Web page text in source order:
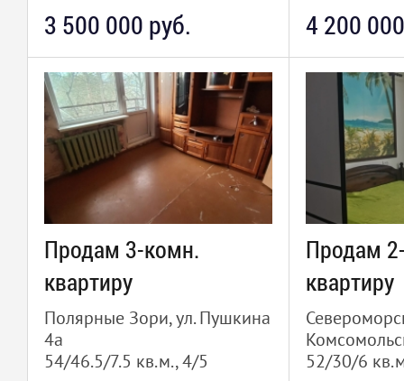
3 500 000 руб. 4 200
Продам 3-комн.
квартиру
Полярные Зори, ул. Пушкина
4а
54/46.5/7.5 кв.м., 4/5
Продам
квартиру
52/30/6